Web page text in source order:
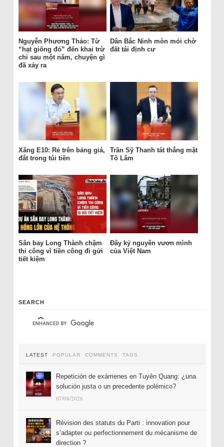
Nguyễn Phương Thảo: Từ
“hạt giống đỏ” đến khai trừ
chỉ sau một năm, chuyện gì
đã xảy ra
Dân Bắc Ninh mòn mỏi chờ
đất tái định cư
Xăng E10: Rẻ trên bảng giá,
đắt trong túi tiền
Trần Sỹ Thanh tát thẳng mặt
Tô Lâm
Sân bay Long Thành chậm
thi công vì tiền công đi gửi
tiết kiệm
Đây kỷ nguyên vươn mình
của Việt Nam
SEARCH
LATEST POPULAR COMMENTS TAGS
Repetición de exámenes en Tuyên Quang: ¿una
solución justa o un precedente polémico?
07/08/2026
Révision des statuts du Parti : innovation pour
s’adapter ou perfectionnement du mécanisme de
direction ?